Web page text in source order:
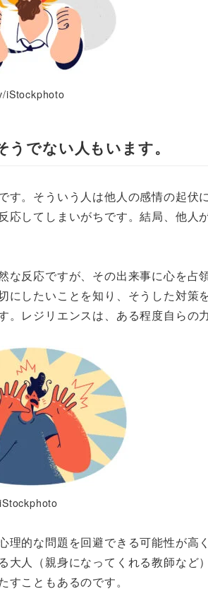
iStockphoto
でない人もいます。
。そういう人は他人の感情の起伏
してしまいがちです。結局、他人
反応ですが、その出来事に心を
したいことを知り、そうした対策
レジリエンスは、ある程度自らの
的な問題を回避できる可能性が高
人（親身になってくれる教師など
こともあるのです。